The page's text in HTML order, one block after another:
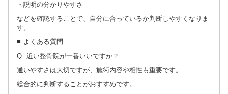
・説明の分かりやすさ
などを確認することで、自分に合っているか判断しやすくなりま
す。
■ よくある質問
Q. 近い整骨院が一番いいですか？
通いやすさは大切ですが、施術内容や相性も重要です。
総合的に判断することがおすすめです。